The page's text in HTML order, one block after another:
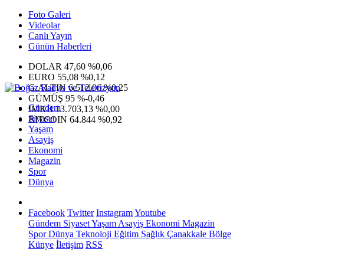
Foto Galeri
Videolar
Canlı Yayın
Günün Haberleri
DOLAR 47,60 %0,06
EURO 55,08 %0,12
G.ALTIN6.512,06 %0,25
GÜMÜŞ 95 %-0,46
IMKB13.703,13 %0,00
BITCOIN 64.844 %0,92
Gündem
Siyaset
Yaşam
Asayiş
Ekonomi
Magazin
Spor
Dünya
Facebook Twitter InstagramYoutube
Gündem SiyasetYaşam Asayiş Ekonomi Magazin
SporDünya Teknoloji Eğitim Sağlık Çanakkale Bölge
Künye İletişim RSS